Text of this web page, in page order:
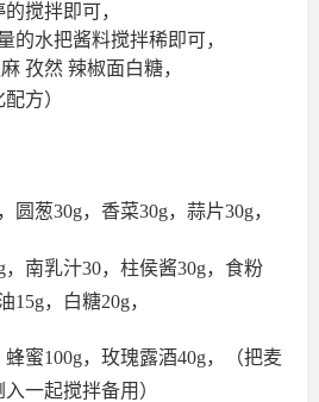
搅拌即可，
的水把酱料搅拌稀即可，
孜然 辣椒面白糖，
方）
圆葱30g，香菜30g，蒜片30g，
南乳汁30，柱侯酱30g，食粉
15g，白糖20g，
蜜100g，玫瑰露酒40g，（把麦
一起搅拌备用）